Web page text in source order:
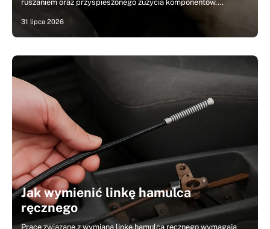
ruszaniem oraz przyspieszonego zużycia komponentów.…
31 lipca 2026
Jak wymienić linkę hamulca
ręcznego
Prace związane z wymianą linkę hamulca ręcznego wymagają